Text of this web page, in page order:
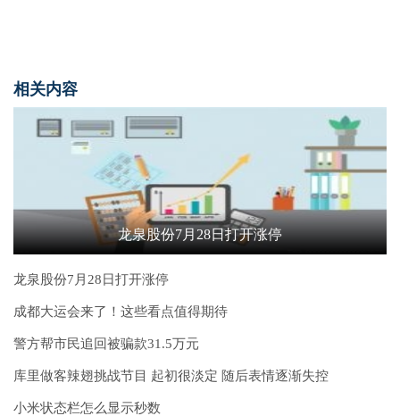
相关内容
龙泉股份7月28日打开涨停
龙泉股份7月28日打开涨停
成都大运会来了！这些看点值得期待
警方帮市民追回被骗款31.5万元
库里做客辣翅挑战节目 起初很淡定 随后表情逐渐失控
小米状态栏怎么显示秒数